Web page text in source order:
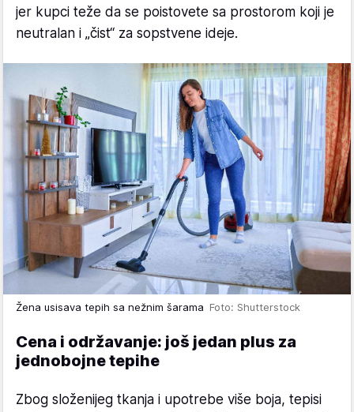
jer kupci teže da se poistovete sa prostorom koji je
neutralan i „čist“ za sopstvene ideje.
Žena usisava tepih sa nežnim šarama Foto: Shutterstock
Cena i održavanje: još jedan plus za
jednobojne tepihe
Zbog složenijeg tkanja i upotrebe više boja, tepisi